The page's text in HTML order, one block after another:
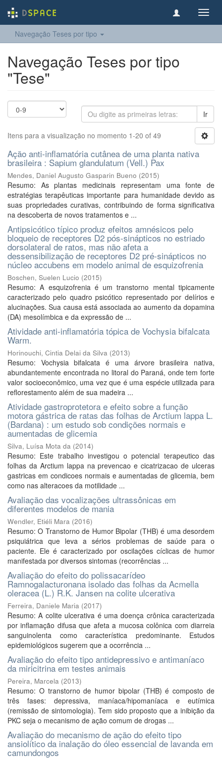
Navegação Teses por tipo
Navegação Teses por tipo
"Tese"
Ir
Itens para a visualização no momento 1-20 of 49
Ação anti-inflamatória cutânea de uma planta nativa
brasileira : Sapium glandulatum (Vell.) Pax
Mendes, Daniel Augusto Gasparin Bueno (2015)
Resumo: As plantas medicinais representam uma fonte de
estratégias terapêuticas importante para humanidade devido as
suas propriedades curativas, contribuindo de forma significativa
na descoberta de novos tratamentos e ...
Antipsicótico típico produz efeitos amnésicos pelo
bloqueio de receptores D2 pós-sinápticos no estriado
dorsolateral de ratos, mas não afeta a
dessensibilização de receptores D2 pré-sinápticos no
núcleo accubens em modelo animal de esquizofrenia
Boschen, Suelen Lucio (2015)
Resumo: A esquizofrenia é um transtorno mental tipicamente
caracterizado pelo quadro psicótico representado por delírios e
alucinações. Sua causa está associada ao aumento da dopamina
(DA) mesolímbica e da expressão de ...
Atividade anti-inflamatória tópica de Vochysia bifalcata
Warm.
Horinouchi, Cintia Delai da Silva (2013)
Resumo: Vochysia bifalcata é uma árvore brasileira nativa,
abundantemente encontrada no litoral do Paraná, onde tem forte
valor socioeconômico, uma vez que é uma espécie utilizada para
reflorestamento além de sua madeira ...
Atividade gastroprotetora e efeito sobre a função
motora gástrica de ratas das folhas de Arctium lappa L.
(Bardana) : um estudo sob condições normais e
aumentadas de glicemia
Silva, Luísa Mota da (2014)
Resumo: Este trabalho investigou o potencial terapeutico das
folhas da Arctium lappa na prevencao e cicatrizacao de ulceras
gastricas em condicoes normais e aumentadas de glicemia, bem
como nas alteracoes da motilidade ...
Avaliação das vocalizações ultrassônicas em
diferentes modelos de mania
Wendler, Etiéli Mara (2016)
Resumo: O Transtorno de Humor Bipolar (THB) é uma desordem
psiquiátrica que leva a sérios problemas de saúde para o
paciente. Ele é caracterizado por oscilações cíclicas de humor
manifestada por diversos sintomas (recorrências ...
Avaliação do efeito do polissacarídeo
Ramnogalacturonana isolado das folhas da Acmella
oleracea (L.) R.K. Jansen na colite ulcerativa
Ferreira, Daniele Maria (2017)
Resumo: A colite ulcerativa é uma doença crônica caracterizada
por inflamação difusa que afeta a mucosa colônica com diarreia
sanguinolenta como característica predominante. Estudos
epidemiológicos sugerem que a ocorrência ...
Avaliação do efeito tipo antidepressivo e antimaníaco
da miricitrina em testes animais
Pereira, Marcela (2013)
Resumo: O transtorno de humor bipolar (THB) é composto de
três fases: depressiva, maníaca/hipomaníaca e eutímica
(remissão de sintomologia). Tem sido proposto que a inibição da
PKC seja o mecanismo de ação comum de drogas ...
Avaliação do mecanismo de ação do efeito tipo
ansiolítico da inalação do óleo essencial de lavanda em
camundongos